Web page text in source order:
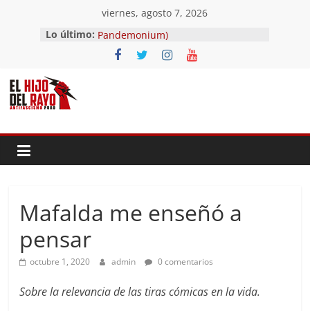
contenido
viernes, agosto 7, 2026
Lo último:
El segundo (Del II Tomo del
Pandemonium)
Ave fénix
Mafalda me enseñó a
pensar
octubre 1, 2020 admin 0 comentarios
Sobre la relevancia de las tiras cómicas en la vida.